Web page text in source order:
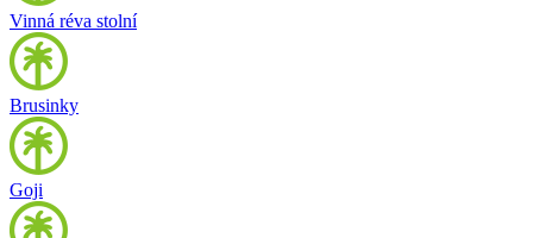
Vinná réva stolní
Brusinky
Goji